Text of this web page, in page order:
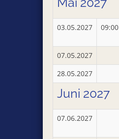
03.05.2027 09:00
07.05.2027
28.05.2027
Juni 2027
07.06.2027